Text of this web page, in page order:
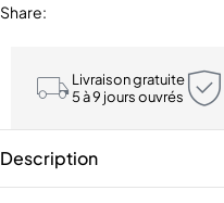
Share:
Livraison gratuite
5 à 9 jours ouvrés
Description